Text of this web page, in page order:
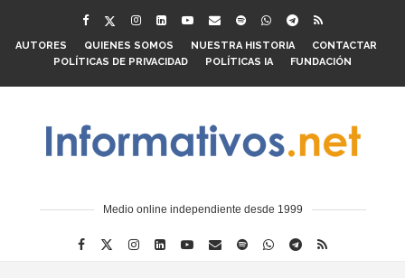
AUTORES QUIENES SOMOS NUESTRA HISTORIA
CONTACTAR
POLÍTICAS DE PRIVACIDAD
POLÍTICAS IA FUNDACIÓN
Medio online independiente desde 1999